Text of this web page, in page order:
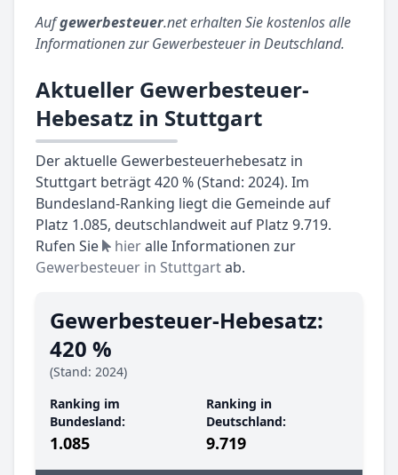
Aufgewerbesteuer.net erhalten Sie kostenlos alle
Informationen zur Gewerbesteuer in Deutschland.
Aktueller Gewerbesteuer-
Hebesatz in Stuttgart
Der aktuelle Gewerbesteuerhebesatz in
Stuttgart beträgt 420 % (Stand: 2024). Im
Bundesland-Ranking liegt die Gemeinde auf
Platz 1.085, deutschlandweit auf Platz 9.719.
Rufen Sie
hieralle Informationen zur
Gewerbesteuer in Stuttgartab.
Gewerbesteuer-Hebesatz:
420 %
(Stand: 2024)
Ranking im
Bundesland:
1.085
Ranking in
Deutschland:
9.719